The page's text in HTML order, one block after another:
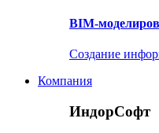
BIM-
Создание
Компания
ИндорСофт